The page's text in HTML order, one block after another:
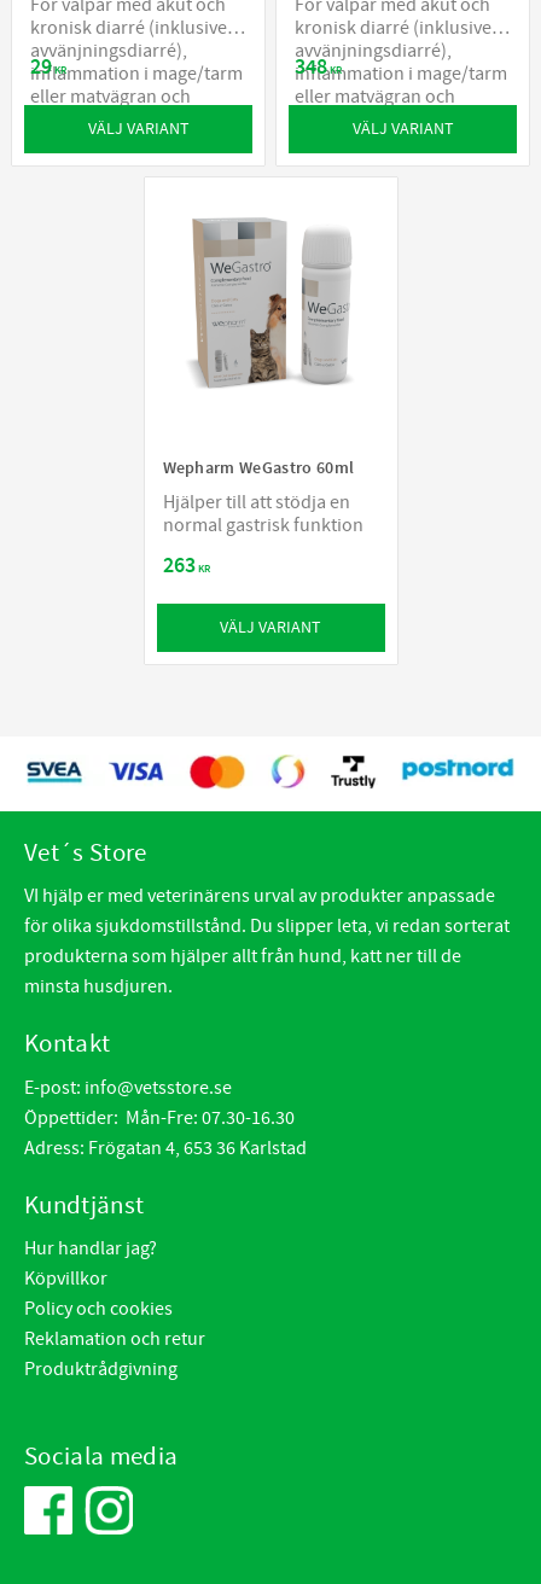
För valpar med akut och
kronisk diarré (inklusive
avvänjningsdiarré),
inflammation i mage/tarm
eller matvägran och
återhämtning
29KR
VÄLJ VARIANT
För valpar med akut och
kronisk diarré (inklusive
avvänjningsdiarré),
inflammation i mage/tarm
eller matvägran och
återhämtning
348KR
VÄLJ VARIANT
Wepharm WeGastro 60ml
Hjälper till att stödja en
normal gastrisk funktion
263KR
VÄLJ VARIANT
Vet´s Store
VI hjälp er med veterinärens urval av produkter anpassade
för olika sjukdomstillstånd. Du slipper leta, vi redan sorterat
produkterna som hjälper allt från hund, katt ner till de
minsta husdjuren.
Kontakt
E-post: info@vetsstore.se
Öppettider: Mån-Fre: 07.30-16.30
Adress: Frögatan 4, 653 36 Karlstad
Kundtjänst
Hur handlar jag?
Köpvillkor
Policy och cookies
Reklamation och retur
Produktrådgivning
Sociala media